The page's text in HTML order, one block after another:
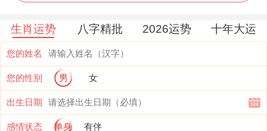
匹打滚时短暂的仰面姿态 则被赋予“挣脱束
缚”的寓意。
尽管- 在这两种讲清楚均依托于动物行为的
瞬间捕捉、将自然动作升华为文化符号.值得
注意的事此类说法多出此刻地方民俗中还未
生肖运势 八字精批 2026运势 十年大运
您的姓名
您的性别 男 女
出生日期
感情状态 单身 有伴